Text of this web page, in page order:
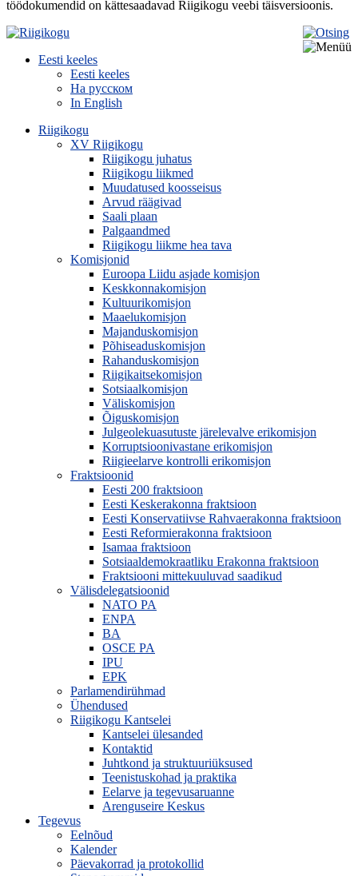
töödokumendid on kättesaadavad Riigikogu veebi täisversioonis.
Eesti keeles
Eesti keeles
На русском
In English
Riigikogu
XV Riigikogu
Riigikogu juhatus
Riigikogu liikmed
Muudatused koosseisus
Arvud räägivad
Saali plaan
Palgaandmed
Riigikogu liikme hea tava
Komisjonid
Euroopa Liidu asjade komisjon
Keskkonnakomisjon
Kultuurikomisjon
Maaelukomisjon
Majanduskomisjon
Põhiseaduskomisjon
Rahanduskomisjon
Riigikaitsekomisjon
Sotsiaalkomisjon
Väliskomisjon
Õiguskomisjon
Julgeolekuasutuste järelevalve erikomisjon
Korruptsioonivastane erikomisjon
Riigieelarve kontrolli erikomisjon
Fraktsioonid
Eesti 200 fraktsioon
Eesti Keskerakonna fraktsioon
Eesti Konservatiivse Rahvaerakonna fraktsioon
Eesti Reformierakonna fraktsioon
Isamaa fraktsioon
Sotsiaaldemokraatliku Erakonna fraktsioon
Fraktsiooni mittekuuluvad saadikud
Välisdelegatsioonid
NATO PA
ENPA
BA
OSCE PA
IPU
EPK
Parlamendirühmad
Ühendused
Riigikogu Kantselei
Kantselei ülesanded
Kontaktid
Juhtkond ja struktuuriüksused
Teenistuskohad ja praktika
Eelarve ja tegevusaruanne
Arenguseire Keskus
Tegevus
Eelnõud
Kalender
Päevakorrad ja protokollid